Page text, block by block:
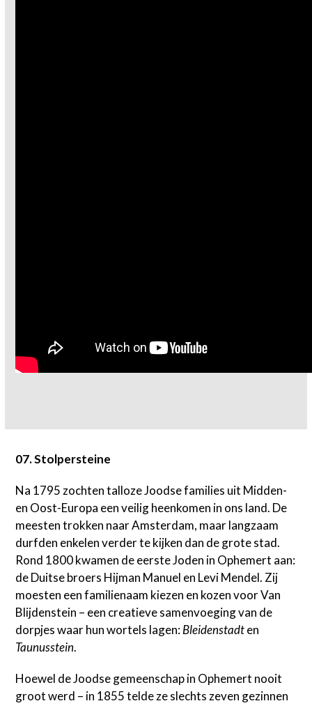
07. Stolpersteine
Na 1795 zochten talloze Joodse families uit Midden-
en Oost-Europa een veilig heenkomen in ons land. De
meesten trokken naar Amsterdam, maar langzaam
durfden enkelen verder te kijken dan de grote stad.
Rond 1800 kwamen de eerste Joden in Ophemert aan:
de Duitse broers Hijman Manuel en Levi Mendel. Zij
moesten een familienaam kiezen en kozen voor Van
Blijdenstein – een creatieve samenvoeging van de
dorpjes waar hun wortels lagen:Bleidenstadten
Taunusstein.
Hoewel de Joodse gemeenschap in Ophemert nooit
groot werd – in 1855 telde ze slechts zeven gezinnen